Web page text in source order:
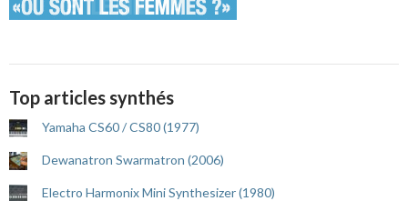
Top articles synthés
Yamaha CS60 / CS80 (1977)
Dewanatron Swarmatron (2006)
Electro Harmonix Mini Synthesizer (1980)